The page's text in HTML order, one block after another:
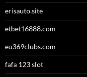
erisauto.site
etbet16888.com
eu369clubs.com
fafa 123 slot